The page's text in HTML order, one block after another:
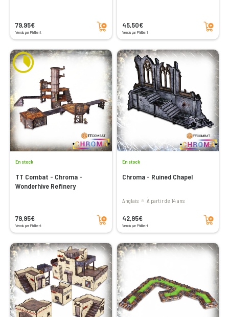
79,95€
Vendu par Philibert
Ajouter au panier 45,50€
Vendu par Philibert
Ajouter au panier
En stock
TT Combat - Chroma -
Wonderhive Refinery
79,95€
Vendu par Philibert
Ajouter au panier
En stock
Chroma - Ruined Chapel
Anglais à partir de 14 ans
42,95€
Vendu par Philibert
Ajouter au panier